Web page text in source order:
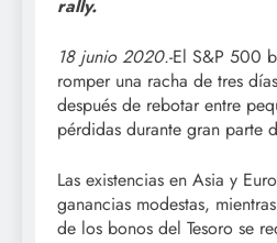
rally.
18 junio 2020.-El S&P 500
romper una racha de tres
después de rebotar entre
pérdidas durante gran parte
Las existencias en Asia y
ganancias modestas,
de los bonos del Tesoro se